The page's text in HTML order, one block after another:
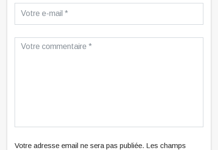
Votre adresse email ne sera pas publiée. Les champs